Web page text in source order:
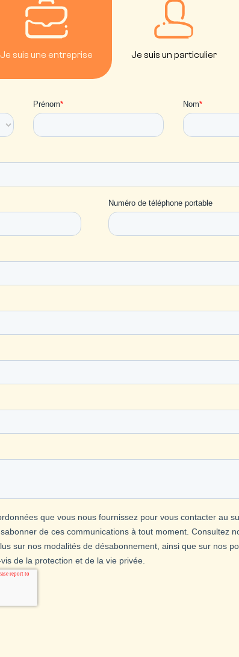
Je suis une entreprise Je suis un particulier